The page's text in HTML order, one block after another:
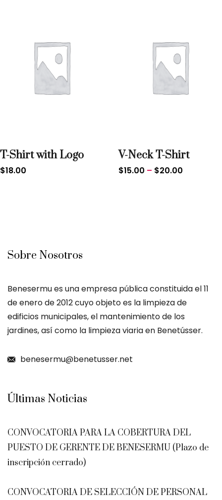
T-Shirt with Logo
$18.00
V-Neck T-Shirt
$15.00 – $20.00
Sobre Nosotros
Benesermu es una empresa pública constituida el 11
de enero de 2012 cuyo objeto es la limpieza de
edificios municipales, el mantenimiento de los
jardines, así como la limpieza viaria en Benetússer.
benesermu@benetusser.net
Últimas Noticias
CONVOCATORIA PARA LA COBERTURA DEL
PUESTO DE GERENTE DE BENESERMU (Plazo de
inscripción cerrado)
CONVOCATORIA DE SELECCIÓN DE PERSONAL